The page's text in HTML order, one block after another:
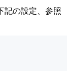
記の設定、参照